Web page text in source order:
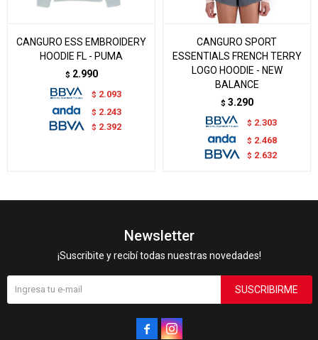
CANGURO ESS EMBROIDERY
HOODIE FL - PUMA
$ 2.990
$ 2.093
$ 2.243
$ 2.392
CANGURO SPORT
ESSENTIALS FRENCH TERRY
LOGO HOODIE - NEW
BALANCE
$ 3.290
$ 2.303
$ 2.468
$ 2.632
Newsletter
¡Suscribite y recibí todas nuestras novedades!
SUSCRIBIRME
 